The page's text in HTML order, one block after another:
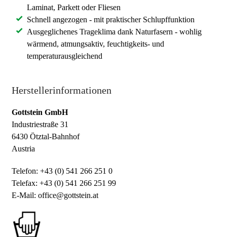
Laminat, Parkett oder Fliesen
Schnell angezogen - mit praktischer Schlupffunktion
Ausgeglichenes Trageklima dank Naturfasern - wohlig
wärmend, atmungsaktiv, feuchtigkeits- und
temperaturausgleichend
Herstellerinformationen
Gottstein GmbH
Industriestraße 31
6430 Ötztal-Bahnhof
Austria
Telefon: +43 (0) 541 266 251 0
Telefax: +43 (0) 541 266 251 99
E-Mail: office@gottstein.at